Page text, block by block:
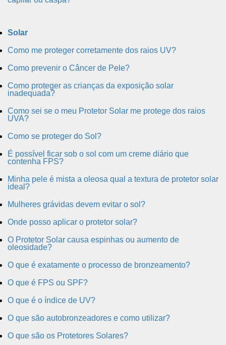
Solar
Como me proteger corretamente dos raios UV?
Como prevenir o Câncer de Pele?
Como proteger as crianças da exposição solar
inadequada?
Como sei se o meu Protetor Solar me protege dos raios
UVA?
Como se proteger do Sol?
É possível ficar sob o sol com um creme diário que
contenha FPS?
Minha pele é mista a oleosa qual a textura de protetor solar
ideal?
Mulheres grávidas devem evitar o sol?
Onde posso aplicar o protetor solar?
O Protetor Solar causa espinhas ou aumento de
oleosidade?
O que é exatamente o processo de bronzeamento?
O que é FPS ou SPF?
O que é o índice de UV?
O que são autobronzeadores e como utilizar?
O que são os Protetores Solares?